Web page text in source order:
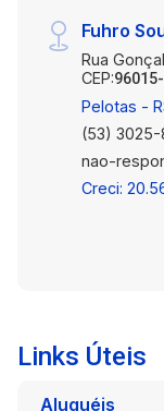
Fuhro
Rua
CEP:
Pelotas -
(53)
nao-
Creci:
Links Úteis
Aluguéis